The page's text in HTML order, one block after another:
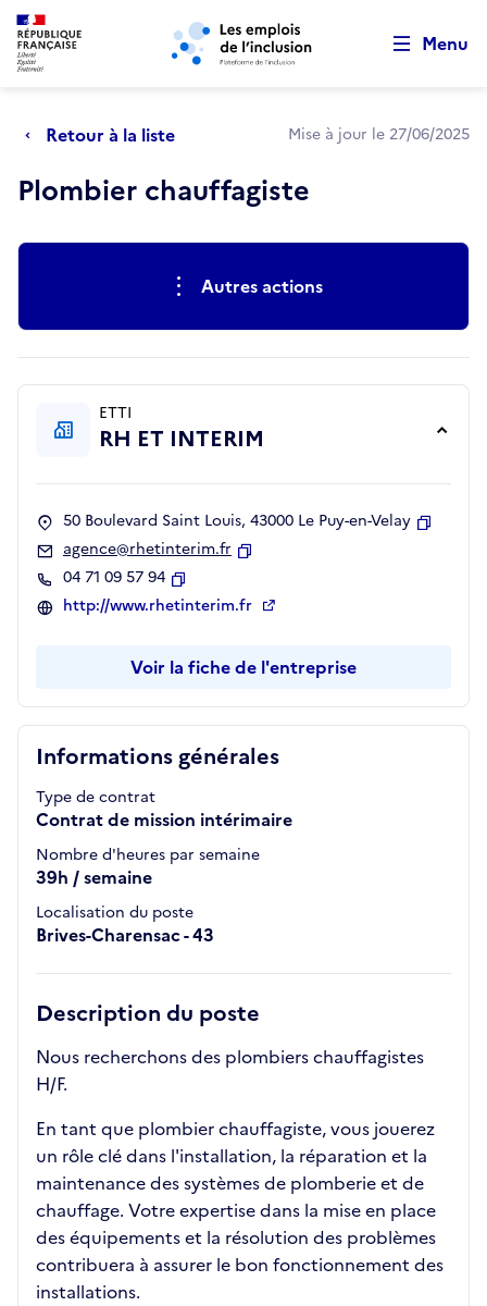
Aller au menu principal Aller au contenu principal
Menu
Retour à la liste Mise à jour le 27/06/2025
Plombier chauffagiste
Actions rapidesAutres actions
Informations générales
Type de contrat
Contrat de mission intérimaire
Nombre d'heures par semaine
39h / semaine
Localisation du poste
Brives-Charensac - 43
Description du poste
Nous recherchons des plombiers chauffagistes
H/F.
En tant que plombier chauffagiste, vous jouerez
un rôle clé dans l'installation, la réparation et la
maintenance des systèmes de plomberie et de
chauffage. Votre expertise dans la mise en place
des équipements et la résolution des problèmes
contribuera à assurer le bon fonctionnement des
installations.
ETTI
RH ET INTERIM
50 Boulevard Saint Louis, 43000 Le Puy-en-Velay
agence@rhetinterim.fr
04 71 09 57 94
Copier
http://www.rhetinterim.fr
Voir la fiche de l'entreprise
Retour au début de la page
Panneau de gestion des cookies